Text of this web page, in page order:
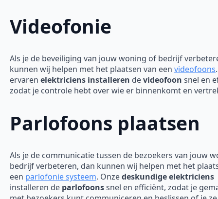
Videofonie
Als je de beveiliging van jouw woning of bedrijf
kunnen wij helpen met het plaatsen van een videofoons
ervaren elektriciens installeren devideofoon snel en
zodat je controle hebt over wie er binnenkomt en
Parlofoons plaatsen
Als je de communicatie tussen de bezoekers van jouw
bedrijf verbeteren, dan kunnen wij helpen met het
een parlofonie systeem. Onzedeskundige elektriciens
installeren de parlofoonssnel en efficiënt, zodat je